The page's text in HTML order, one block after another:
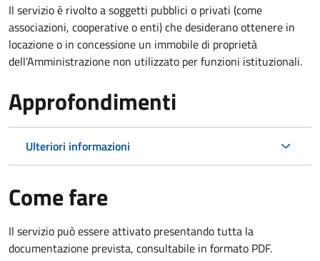
Il servizio è rivolto a soggetti pubblici o privati (come
associazioni, cooperative o enti) che desiderano ottenere in
locazione o in concessione un immobile di proprietà
dell’Amministrazione non utilizzato per funzioni istituzionali.
Approfondimenti
Ulteriori informazioni
Come fare
Il servizio può essere attivato presentando tutta la
documentazione prevista, consultabile in formato PDF.